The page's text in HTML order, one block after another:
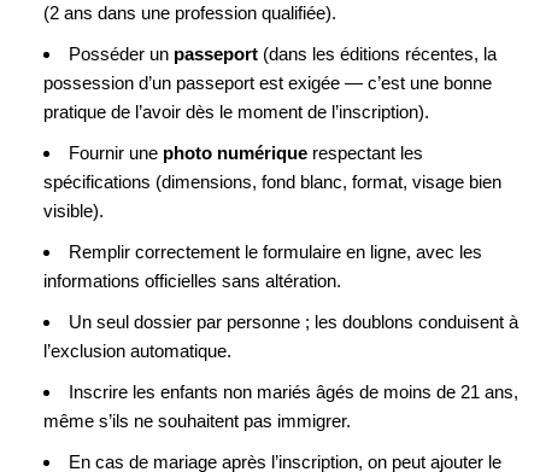
(2 ans dans une profession qualifiée).
Posséder un passeport (dans les éditions récentes, la
possession d’un passeport est exigée — c’est une bonne
pratique de l’avoir dès le moment de l’inscription).
Fournir une photo numérique respectant les
spécifications (dimensions, fond blanc, format, visage bien
visible).
Remplir correctement le formulaire en ligne, avec les
informations officielles sans altération.
Un seul dossier par personne ; les doublons conduisent à
l’exclusion automatique.
Inscrire les enfants non mariés âgés de moins de 21 ans,
même s’ils ne souhaitent pas immigrer.
En cas de mariage après l’inscription, on peut ajouter le